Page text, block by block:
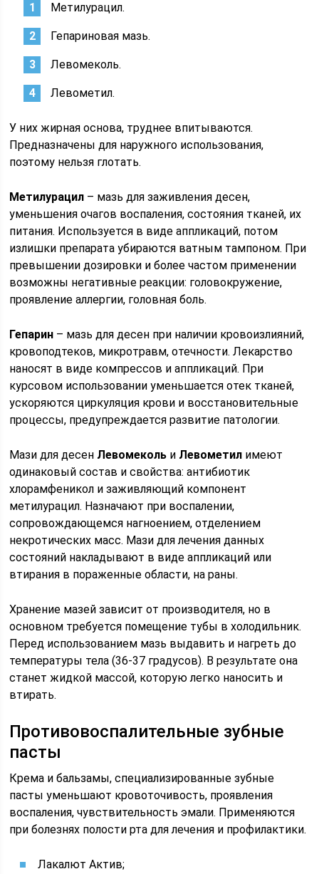
Метилурацил.
Гепариновая мазь.
Левомеколь.
Левометил.
У них жирная основа, труднее впитываются.
Предназначены для наружного использования,
поэтому нельзя глотать.
Метилурацил – мазь для заживления десен,
уменьшения очагов воспаления, состояния тканей, их
питания. Используется в виде аппликаций, потом
излишки препарата убираются ватным тампоном. При
превышении дозировки и более частом применении
возможны негативные реакции: головокружение,
проявление аллергии, головная боль.
Гепарин – мазь для десен при наличии кровоизлияний,
кровоподтеков, микротравм, отечности. Лекарство
наносят в виде компрессов и аппликаций. При
курсовом использовании уменьшается отек тканей,
ускоряются циркуляция крови и восстановительные
процессы, предупреждается развитие патологии.
Мази для десен Левомеколь и Левометил имеют
одинаковый состав и свойства: антибиотик
хлорамфеникол и заживляющий компонент
метилурацил. Назначают при воспалении,
сопровождающемся нагноением, отделением
некротических масс. Мази для лечения данных
состояний накладывают в виде аппликаций или
втирания в пораженные области, на раны.
Хранение мазей зависит от производителя, но в
основном требуется помещение тубы в холодильник.
Перед использованием мазь выдавить и нагреть до
температуры тела (36-37 градусов). В результате она
станет жидкой массой, которую легко наносить и
втирать.
Противовоспалительные зубные
пасты
Крема и бальзамы, специализированные зубные
пасты уменьшают кровоточивость, проявления
воспаления, чувствительность эмали. Применяются
при болезнях полости рта для лечения и профилактики.
Лакалют Актив;